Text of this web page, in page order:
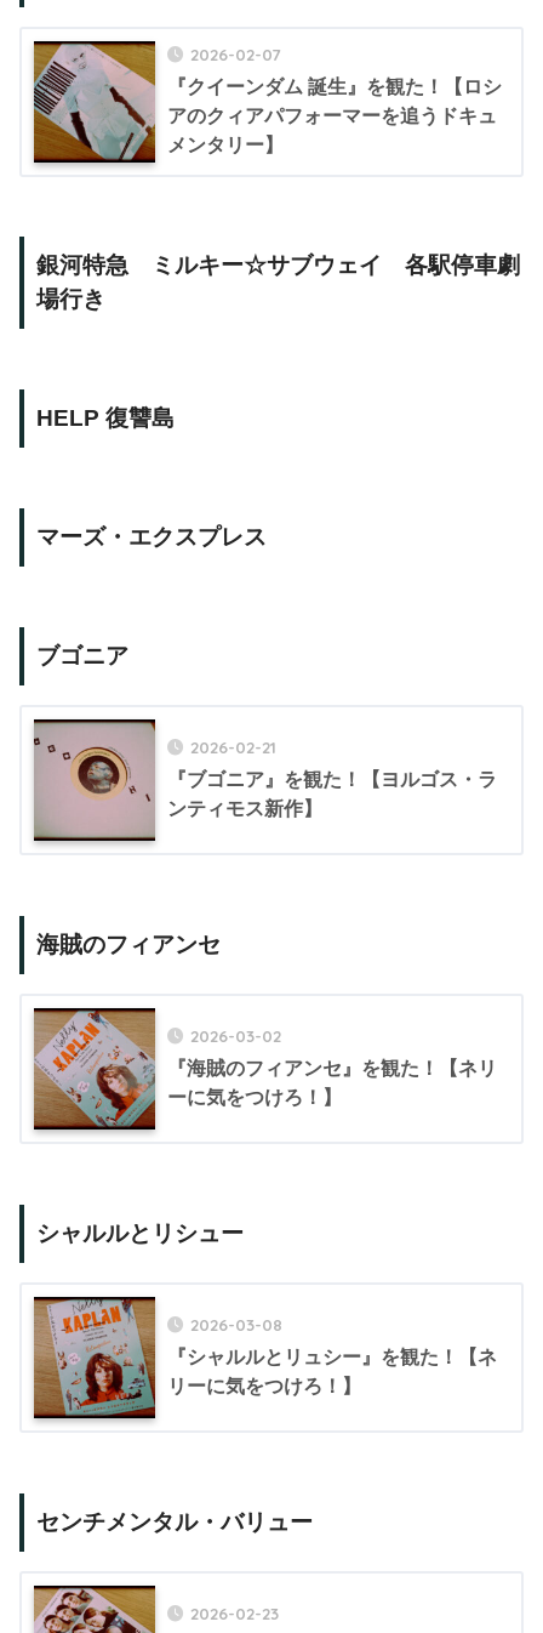
2026-02-07
『クイーンダム 誕生』を観た！【ロシ
アのクィアパフォーマーを追うドキュ
メンタリー】
銀河特急 ミルキー☆サブウェイ 各駅停車劇
場行き
HELP 復讐島
マーズ・エクスプレス
ブゴニア
2026-02-21
『ブゴニア』を観た！【ヨルゴス・ラ
ンティモス新作】
海賊のフィアンセ
2026-03-02
『海賊のフィアンセ』を観た！【ネリ
ーに気をつけろ！】
シャルルとリシュー
2026-03-08
『シャルルとリュシー』を観た！【ネ
リーに気をつけろ！】
センチメンタル・バリュー
2026-02-23